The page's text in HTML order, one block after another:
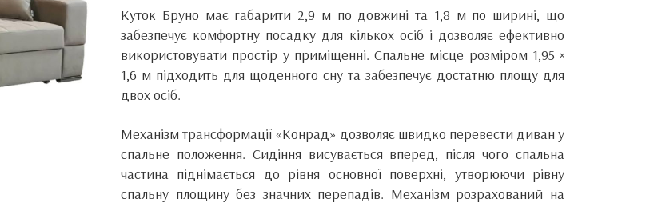
Куток Бруно має габарити 2,9 м по довжині та 1,8 м по ширині, що
забезпечує комфортну посадку для кількох осіб і дозволяє ефективно
використовувати простір у приміщенні. Спальне місце розміром 1,95 ×
1,6 м підходить для щоденного сну та забезпечує достатню площу для
двох осіб.
Механізм трансформації «Конрад» дозволяє швидко перевести диван у
спальне положення. Сидіння висувається вперед, після чого спальна
частина піднімається до рівня основної поверхні, утворюючи рівну
спальну площину без значних перепадів. Механізм розрахований на